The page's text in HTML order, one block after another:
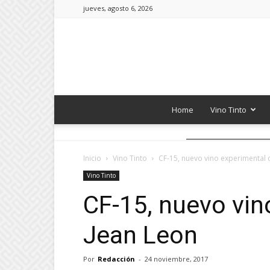
jueves, agosto 6, 2026
Home Vino Tinto
Inicio Vino Tinto CF-15, nuevo vino experimental
Vino Tinto
CF-15, nuevo
Jean Leon
Por Redacción - 24 noviembre, 2017